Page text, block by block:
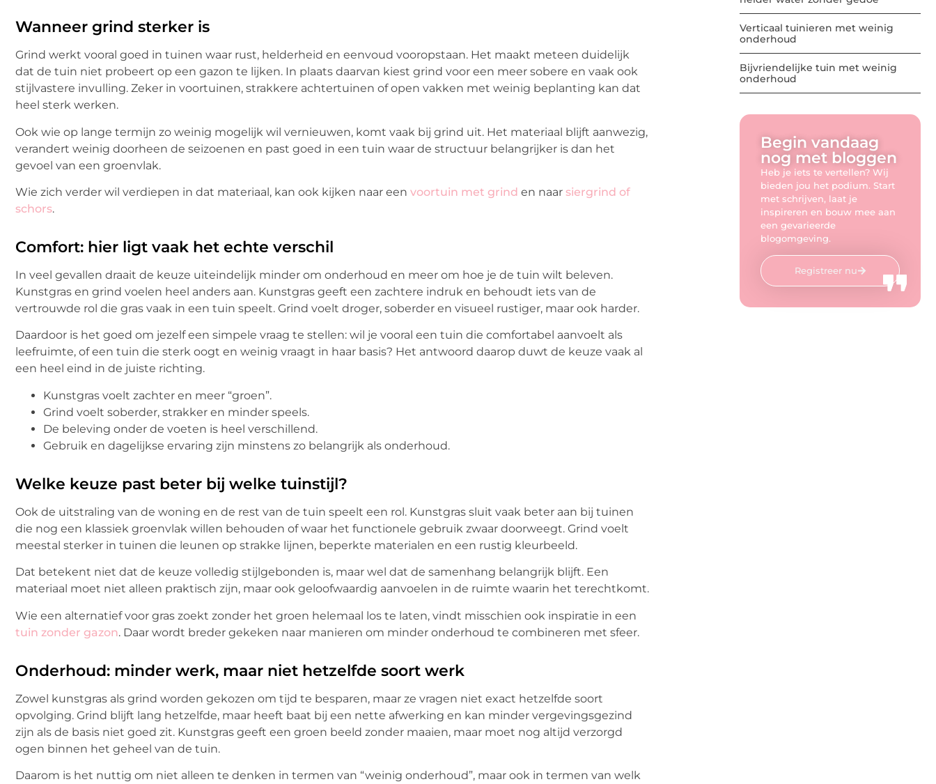
Wanneer grind sterker is
Grind werkt vooral goed in tuinen waar rust, helderheid en eenvoud vooropstaan. Het maakt meteen duidelijk
dat de tuin niet probeert op een gazon te lijken. In plaats daarvan kiest grind voor een meer sobere en vaak ook
stijlvastere invulling. Zeker in voortuinen, strakkere achtertuinen of open vakken met weinig beplanting kan dat
heel sterk werken.
Ook wie op lange termijn zo weinig mogelijk wil vernieuwen, komt vaak bij grind uit. Het materiaal blijft aanwezig,
verandert weinig doorheen de seizoenen en past goed in een tuin waar de structuur belangrijker is dan het
gevoel van een groenvlak.
Wie zich verder wil verdiepen in dat materiaal, kan ook kijken naar een voortuin met grind en naar siergrind of
schors.
Comfort: hier ligt vaak het echte verschil
In veel gevallen draait de keuze uiteindelijk minder om onderhoud en meer om hoe je de tuin wilt beleven.
Kunstgras en grind voelen heel anders aan. Kunstgras geeft een zachtere indruk en behoudt iets van de
vertrouwde rol die gras vaak in een tuin speelt. Grind voelt droger, soberder en visueel rustiger, maar ook harder.
Daardoor is het goed om jezelf een simpele vraag te stellen: wil je vooral een tuin die comfortabel aanvoelt als
leefruimte, of een tuin die sterk oogt en weinig vraagt in haar basis? Het antwoord daarop duwt de keuze vaak al
een heel eind in de juiste richting.
Kunstgras voelt zachter en meer “groen”.
Grind voelt soberder, strakker en minder speels.
De beleving onder de voeten is heel verschillend.
Gebruik en dagelijkse ervaring zijn minstens zo belangrijk als onderhoud.
Welke keuze past beter bij welke tuinstijl?
Ook de uitstraling van de woning en de rest van de tuin speelt een rol. Kunstgras sluit vaak beter aan bij tuinen
die nog een klassiek groenvlak willen behouden of waar het functionele gebruik zwaar doorweegt. Grind voelt
meestal sterker in tuinen die leunen op strakke lijnen, beperkte materialen en een rustig kleurbeeld.
Dat betekent niet dat de keuze volledig stijlgebonden is, maar wel dat de samenhang belangrijk blijft. Een
materiaal moet niet alleen praktisch zijn, maar ook geloofwaardig aanvoelen in de ruimte waarin het terechtkomt.
Wie een alternatief voor gras zoekt zonder het groen helemaal los te laten, vindt misschien ook inspiratie in een
tuin zonder gazon. Daar wordt breder gekeken naar manieren om minder onderhoud te combineren met sfeer.
Onderhoud: minder werk, maar niet hetzelfde soort werk
Zowel kunstgras als grind worden gekozen om tijd te besparen, maar ze vragen niet exact hetzelfde soort
opvolging. Grind blijft lang hetzelfde, maar heeft baat bij een nette afwerking en kan minder vergevingsgezind
zijn als de basis niet goed zit. Kunstgras geeft een groen beeld zonder maaien, maar moet nog altijd verzorgd
ogen binnen het geheel van de tuin.
Daarom is het nuttig om niet alleen te denken in termen van “weinig onderhoud”, maar ook in termen van welk
Verticaal tuinieren met weinig
onderhoud
Bijvriendelijke tuin met weinig
onderhoud
Begin vandaag
nog met bloggen
Heb je iets te vertellen? Wij
bieden jou het podium. Start
met schrijven, laat je
inspireren en bouw mee aan
een gevarieerde
blogomgeving.
Registreer nu